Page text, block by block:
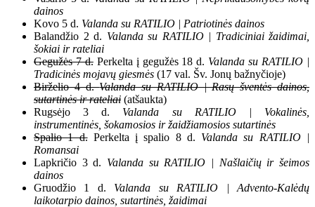
dainos
Kovo 5 d. Valanda su RATILIO | Patriotinės dainos
Balandžio 2 d. Valanda su RATILIO | Tradiciniai žaidimai,
šokiai ir rateliai
Gegužės 7 d.Perkelta į gegužės 18 d. Valanda su RATILIO |
Tradicinės mojavų giesmės (17 val. Šv. Jonų bažnyčioje)
Birželio 4 d.Valanda su RATILIO | Rasų šventės dainos,
sutartinės ir rateliai (atšaukta)
Rugsėjo 3 d. Valanda su RATILIO | Vokalinės,
instrumentinės, šokamosios ir žaidžiamosios sutartinės
Spalio 1 d.Perkelta į spalio 8 d. Valanda su RATILIO |
Romansai
Lapkričio 3 d. Valanda su RATILIO | Našlaičių ir šeimos
dainos
Gruodžio 1 d. Valanda su RATILIO | Advento-Kalėdų
laikotarpio dainos, sutartinės, žaidimai